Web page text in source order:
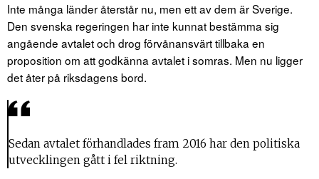
Inte många länder återstår nu, men ett av dem är Sverige.
Den svenska regeringen har inte kunnat bestämma sig
angående avtalet och drog förvånansvärt tillbaka en
proposition om att godkänna avtalet i somras. Men nu ligger
det åter på riksdagens bord.
Sedan avtalet förhandlades fram 2016 har den politiska
utvecklingen gått i fel riktning.